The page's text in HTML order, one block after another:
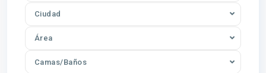
Ciudad
Área
Camas/Baños